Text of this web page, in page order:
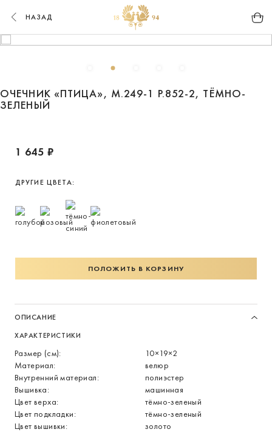
НАЗАД
ОЧЕЧНИК «ПТИЦА», М.249-1 Р.852-2, ТЁМНО-
ЗЕЛЕНЫЙ
1 645 ₽
ДРУГИЕ ЦВЕТА:
ПОЛОЖИТЬ В КОРЗИНУ
ОПИСАНИЕ
ХАРАКТЕРИСТИКИ
Размер (см):
10×19×2
Материал:
велюр
Внутренний материал:
полиэстер
Вышивка:
машинная
Цвет верха:
тёмно-зеленый
Цвет подкладки:
тёмно-зеленый
Цвет вышивки:
золото